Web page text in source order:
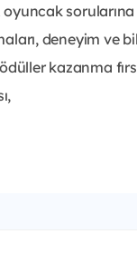
deneyim ve
ödüller kazanma